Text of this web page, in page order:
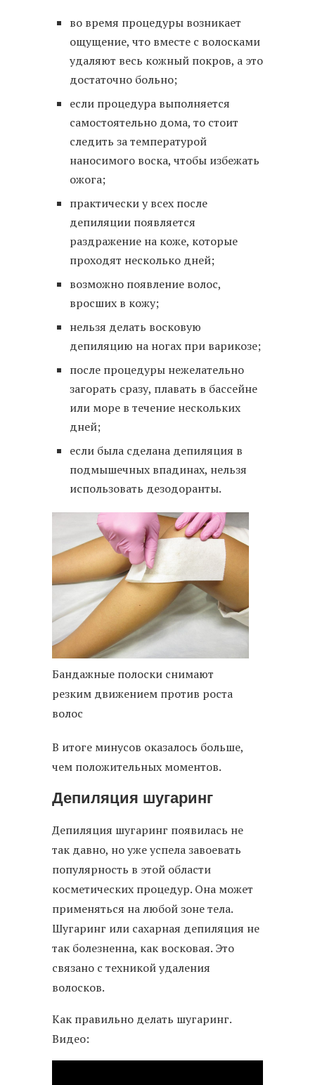
во время процедуры возникает
ощущение, что вместе с волосками
удаляют весь кожный покров, а это
достаточно больно;
если процедура выполняется
самостоятельно дома, то стоит
следить за температурой
наносимого воска, чтобы избежать
ожога;
практически у всех после
депиляции появляется
раздражение на коже, которые
проходят несколько дней;
возможно появление волос,
вросших в кожу;
нельзя делать восковую
депиляцию на ногах при варикозе;
после процедуры нежелательно
загорать сразу, плавать в бассейне
или море в течение нескольких
дней;
если была сделана депиляция в
подмышечных впадинах, нельзя
использовать дезодоранты.
Бандажные полоски снимают
резким движением против роста
волос
В итоге минусов оказалось больше,
чем положительных моментов.
Депиляция шугаринг
Депиляция шугаринг появилась не
так давно, но уже успела завоевать
популярность в этой области
косметических процедур. Она может
применяться на любой зоне тела.
Шугаринг или сахарная депиляция не
так болезненна, как восковая. Это
связано с техникой удаления
волосков.
Как правильно делать шугаринг.
Видео: